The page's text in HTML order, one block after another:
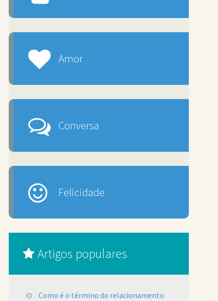
Amor
Conversa
Felicidade
Artigos populares
Como é o término do relacionamento